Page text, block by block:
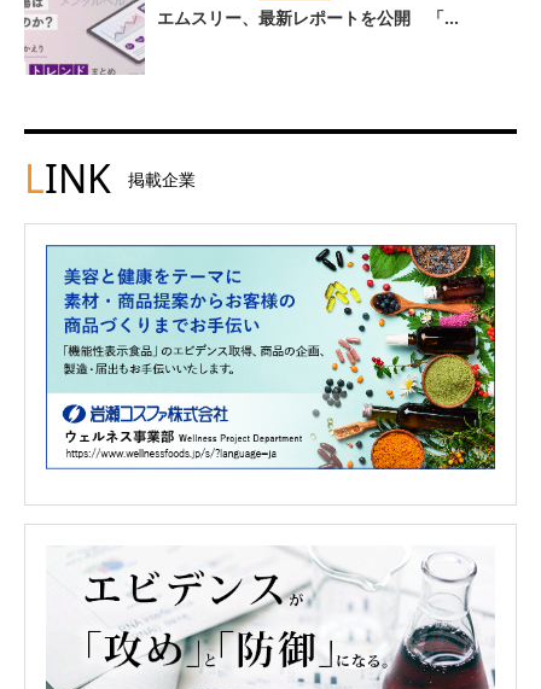
エムスリー、最新レポートを公開 「...
LINK 掲載企業